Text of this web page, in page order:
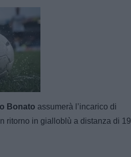
Bonato assumerà l’incarico di
ritorno in gialloblù a distanza di 19